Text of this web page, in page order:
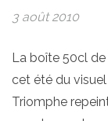
3 août 2010
La boîte 50cl de
cet été du
Triomphe